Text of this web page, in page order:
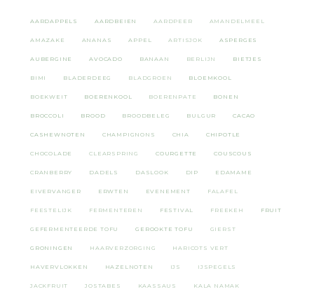
AARDAPPELS AARDBEIEN AARDPEER AMANDELMEEL
AMAZAKE ANANAS APPEL ARTISJOK ASPERGES
AUBERGINE AVOCADO BANAAN BERLIJN BIETJES
BIMI BLADERDEEG BLADGROEN BLOEMKOOL
BOEKWEIT BOERENKOOL BOERENPATE BONEN
BROCCOLI BROOD BROODBELEG BULGUR CACAO
CASHEWNOTEN CHAMPIGNONS CHIA CHIPOTLE
CHOCOLADE CLEARSPRING COURGETTE COUSCOUS
CRANBERRY DADELS DASLOOK DIP EDAMAME
EIVERVANGER ERWTEN EVENEMENT FALAFEL
FEESTELIJK FERMENTEREN FESTIVAL FREEKEH FRUIT
GEFERMENTEERDE TOFU GEROOKTE TOFU GIERST
GRONINGEN HAARVERZORGING HARICOTS VERT
HAVERVLOKKEN HAZELNOTEN IJS IJSPEGELS
JACKFRUIT JOSTABES KAASSAUS KALA NAMAK